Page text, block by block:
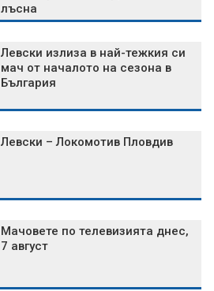
лъсна
Левски излиза в най-тежкия си
мач от началото на сезона в
България
Левски – Локомотив Пловдив
Мачовете по телевизията днес,
7 август